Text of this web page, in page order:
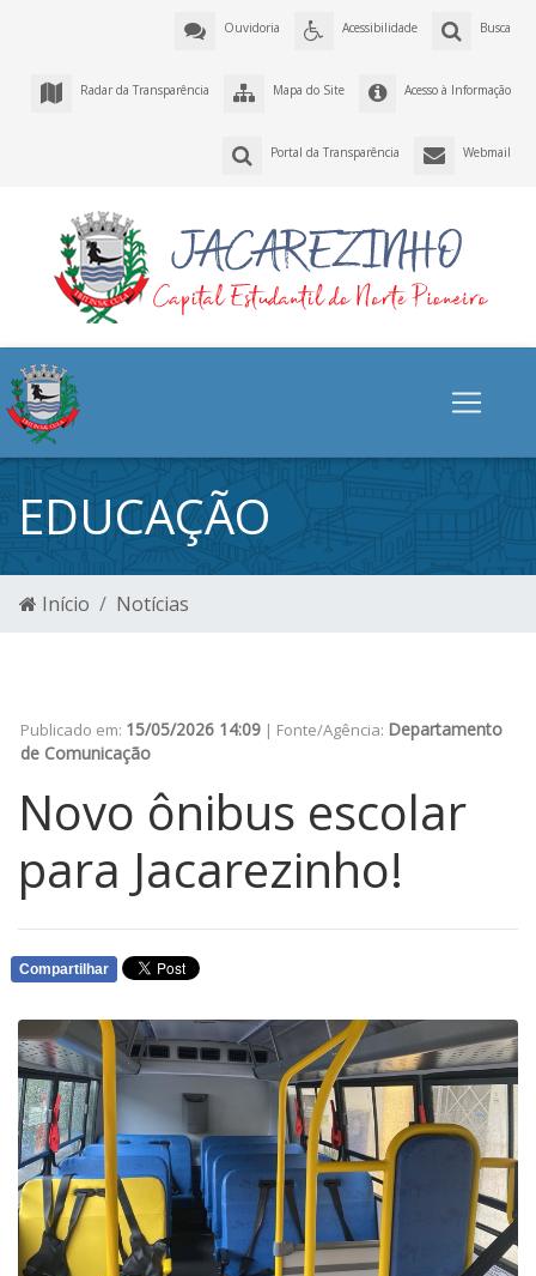
Busca
Acessibilidade
Ouvidoria
Acesso à Informação
Mapa do Site
Radar da Transparência
Webmail
Portal da Transparência
EDUCAÇÃO
Início Notícias
Publicado em: 15/05/2026 14:09 | Fonte/Agência: Departamento
de Comunicação
Novo ônibus escolar
para Jacarezinho!
Compartilhar